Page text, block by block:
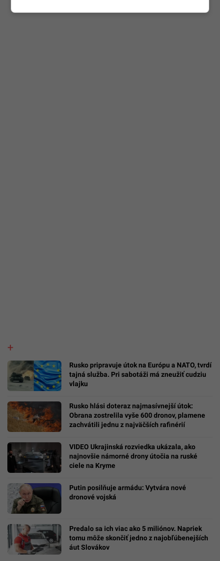
Rusko pripravuje útok na Európu a NATO, tvrdí
tajná služba. Pri sabotáži má zneužiť cudziu
vlajku
Rusko hlási doteraz najmasívnejší útok:
Obrana zostrelila vyše 600 dronov, plamene
zachvátili jednu z najväčších rafinérií
VIDEO Ukrajinská rozviedka ukázala, ako
najnovšie námorné drony útočia na ruské
ciele na Kryme
Putin posilňuje armádu: Vytvára nové
dronové vojská
Predalo sa ich viac ako 5 miliónov. Napriek
tomu môže skončiť jedno z najobľúbenejších
áut Slovákov